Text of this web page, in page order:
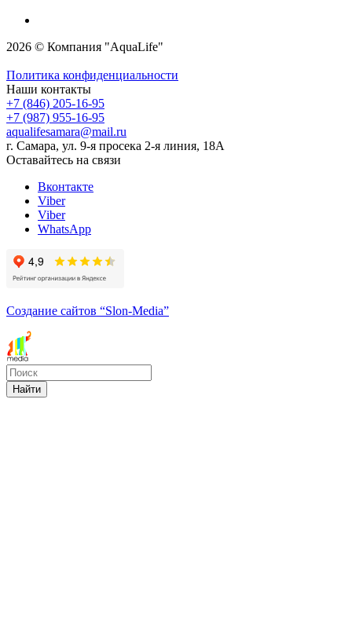
2026 © Компания "AquaLife"
Политика конфиденциальности
Наши контакты
+7 (846) 205-16-95
+7 (987) 955-16-95
aqualifesamara@mail.ru
г. Самара, ул. 9-я просека 2-я линия, 18А
Оставайтесь на связи
Вконтакте
Viber
Viber
WhatsApp
Создание сайтов “Slon-Media”
Найти